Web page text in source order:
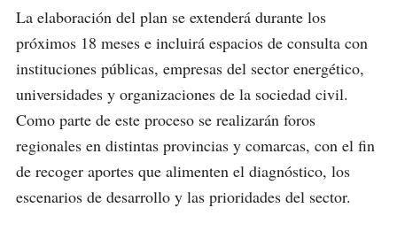
La elaboración del plan se extenderá durante los
próximos 18 meses e incluirá espacios de consulta con
instituciones públicas, empresas del sector energético,
universidades y organizaciones de la sociedad civil.
Como parte de este proceso se realizarán foros
regionales en distintas provincias y comarcas, con el fin
de recoger aportes que alimenten el diagnóstico, los
escenarios de desarrollo y las prioridades del sector.